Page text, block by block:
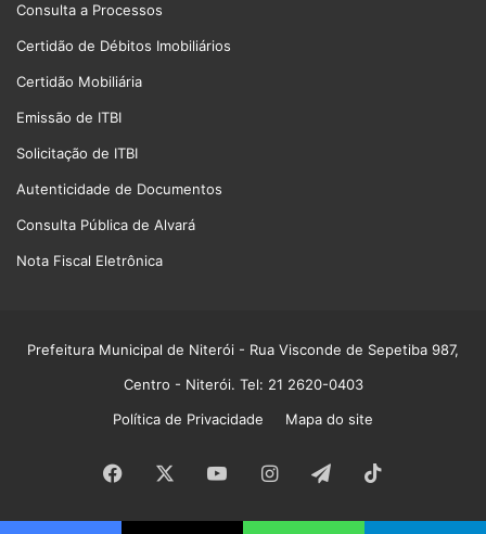
Consulta a Processos
Certidão de Débitos Imobiliários
Certidão Mobiliária
Emissão de ITBI
Solicitação de ITBI
Autenticidade de Documentos
Consulta Pública de Alvará
Nota Fiscal Eletrônica
Prefeitura Municipal de Niterói - Rua Visconde de Sepetiba 987,
Centro - Niterói. Tel: 21 2620-0403
Política de Privacidade
Mapa do site
Facebook YouTubeInstagram
Telegram